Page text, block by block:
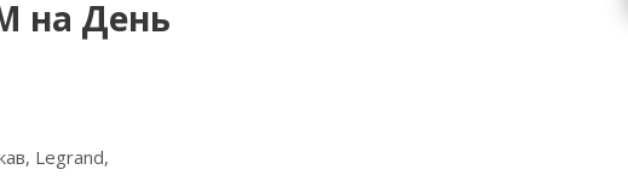
на День
Legrand,